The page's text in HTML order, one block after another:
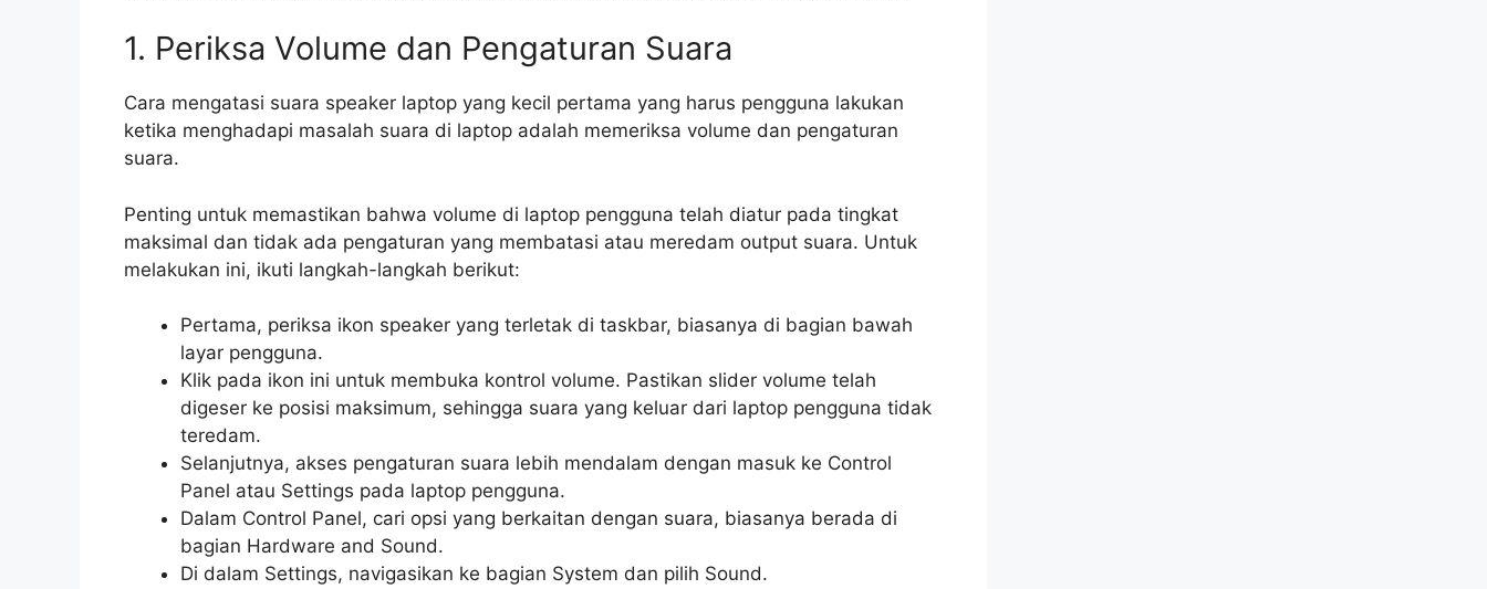
1. Periksa Volume dan Pengaturan Suara
Cara mengatasi suara speaker laptop yang kecil pertama yang harus pengguna lakukan
ketika menghadapi masalah suara di laptop adalah memeriksa volume dan pengaturan
suara.
Penting untuk memastikan bahwa volume di laptop pengguna telah diatur pada tingkat
maksimal dan tidak ada pengaturan yang membatasi atau meredam output suara. Untuk
melakukan ini, ikuti langkah-langkah berikut:
Pertama, periksa ikon speaker yang terletak di taskbar, biasanya di bagian bawah
layar pengguna.
Klik pada ikon ini untuk membuka kontrol volume. Pastikan slider volume telah
digeser ke posisi maksimum, sehingga suara yang keluar dari laptop pengguna tidak
teredam.
Selanjutnya, akses pengaturan suara lebih mendalam dengan masuk ke Control
Panel atau Settings pada laptop pengguna.
Dalam Control Panel, cari opsi yang berkaitan dengan suara, biasanya berada di
bagian Hardware and Sound.
Di dalam Settings, navigasikan ke bagian System dan pilih Sound.